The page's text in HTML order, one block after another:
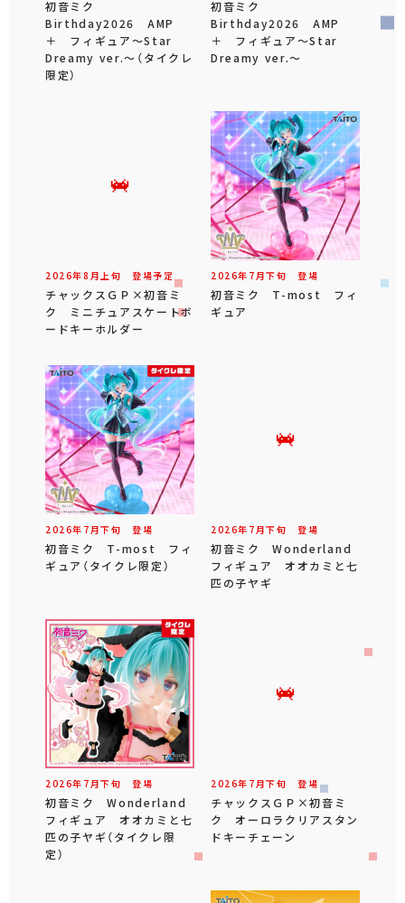
初音ミク
Birthday2026 AMP
＋ フィギュア～Star
Dreamy ver.～（タイクレ
限定）
初音ミク
Birthday2026 AMP
＋ フィギュア～Star
Dreamy ver.～
2026年8 月 上旬 登場予定
チャックスＧＰ×初音ミ
ク ミニチュアスケートボ
ードキーホルダー
2026年 7 月下旬 登場
初音ミク T-most フィ
ギュア
2026年 7 月下旬 登場
初音ミク T-most フィ
ギュア（タイクレ限定）
2026年 7 月下旬 登場
初音ミク Wonderland
フィギュア オオカミと七
匹の子ヤギ
2026年 7 月下旬 登場
初音ミク Wonderland
フィギュア オオカミと七
匹の子ヤギ（タイクレ限
定）
2026年 7 月下旬 登場
チャックスＧＰ×初音ミ
ク オーロラクリアスタン
ドキーチェーン